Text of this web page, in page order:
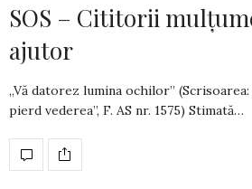
SOS – Cititorii
ajutor
„Vă datorez lumina ochilor”
pierd vederea”, F. AS nr. 1575) Stimată…